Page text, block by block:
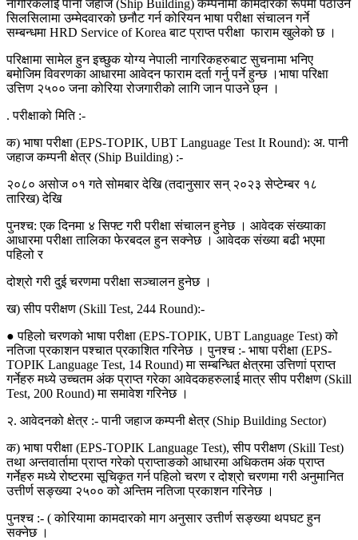
नागरिकलाई पानी जहाज (Ship Building) कम्पनीमा कामदारका रूपमा पठाउने
सिलसिलामा उम्मेदवारको छनौट गर्न कोरियन भाषा परीक्षा संचालन गर्ने
सम्बन्धमा HRD Service of Korea बाट प्राप्त परीक्षा फाराम खुलेको छ ।
परिक्षामा सामेल हुन इच्छुक योग्य नेपाली नागरिकहरुबाट सुचनामा भनिए
बमोजिम विवरणका आधारमा आवेदन फाराम दर्ता गर्नु पर्ने हुन्छ ।भाषा परिक्षा
उत्तिण २५०० जना कोरिया रोजगारीको लागि जान पाउने छ्न ।
. परीक्षाको मिति :-
क) भाषा परीक्षा (EPS-TOPIK, UBT Language Test It Round): अ. पानी
जहाज कम्पनी क्षेत्र (Ship Building) :-
२०८० असोज ०१ गते सोमबार देखि (तदानुसार सन् २०२३ सेप्टेम्बर १८
तारिख) देखि
पुनश्च: एक दिनमा ४ सिफ्ट गरी परीक्षा संचालन हुनेछ । आवेदक संख्याका
आधारमा परीक्षा तालिका फेरबदल हुन सक्नेछ । आवेदक संख्या बढी भएमा
पहिलो र
दोश्रो गरी दुई चरणमा परीक्षा सञ्चालन हुनेछ ।
ख) सीप परीक्षण (Skill Test, 244 Round):-
● पहिलो चरणको भाषा परीक्षा (EPS-TOPIK, UBT Language Test) को
नतिजा प्रकाशन पश्चात प्रकाशित गरिनेछ । पुनश्च :- भाषा परीक्षा (EPS-
TOPIK Language Test, 14 Round) मा सम्बन्धित क्षेत्रमा उत्तिणां प्राप्त
गर्नेहरु मध्ये उच्चतम अंक प्राप्त गरेका आवेदकहरुलाई मात्र सीप परीक्षण (Skill
Test, 200 Round) मा समावेश गरिनेछ ।
२. आवेदनको क्षेत्र :- पानी जहाज कम्पनी क्षेत्र (Ship Building Sector)
क) भाषा परीक्षा (EPS-TOPIK Language Test), सीप परीक्षण (Skill Test)
तथा अन्तवार्तामा प्राप्त गरेको प्राप्ताङको आधारमा अधिकतम अंक प्राप्त
गर्नेहरु मध्ये रोष्टरमा सूचिकृत गर्न पहिलो चरण र दोश्रो चरणमा गरी अनुमानित
उत्तीर्ण सङ्ख्या २५०० को अन्तिम नतिजा प्रकाशन गरिनेछ ।
पुनश्च :- ( कोरियामा कामदारको माग अनुसार उत्तीर्ण सङ्ख्या थपघट हुन
सक्नेछ ।